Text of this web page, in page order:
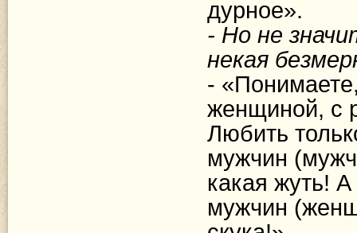
дурное».
- Но не
некая
-
женщиной, с
Любить
мужчин
какая жуть!
мужчин